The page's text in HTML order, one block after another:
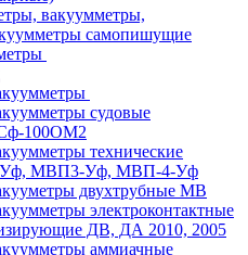
вакуумметры,
самопишущие
судовые
100ОМ2
технические
МВП3-Уф, МВП-4-Уф
двухтрубные МВ
электроконтактные
ДВ, ДА 2010, 2005
аммиачные